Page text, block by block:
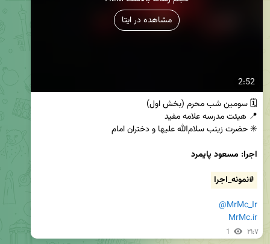
2:52
مشاهده در ایتا
#نمونه_اجرا
@MrMc_Ir
MrMc.ir
1 ۲۱:۷